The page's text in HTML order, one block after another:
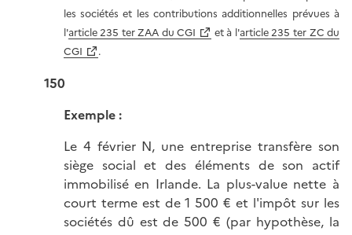
les sociétés et les contributions additionnelles prévues à
l'article 235 ter ZAA du CGI et à l'article 235 ter ZC du
CGI
.
150
Exemple :
Le 4 février N, une entreprise transfère son
siège social et des éléments de son actif
immobilisé en Irlande. La plus-value nette à
court terme est de 1 500 € et l'impôt sur les
sociétés dû est de 500 € (par hypothèse, la